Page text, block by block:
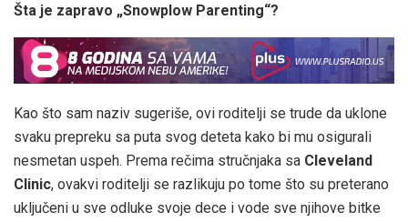
Šta je zapravo „Snowplow Parenting“?
Kao što sam naziv sugeriše, ovi roditelji se trude da uklone
svaku prepreku sa puta svog deteta kako bi mu osigurali
nesmetan uspeh. Prema rečima stručnjaka sa Cleveland
Clinic, ovakvi roditelji se razlikuju po tome što su preterano
uključeni u sve odluke svoje dece i vode sve njihove bitke